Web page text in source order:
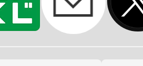
と、すでに発売済み